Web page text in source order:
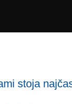
stoja